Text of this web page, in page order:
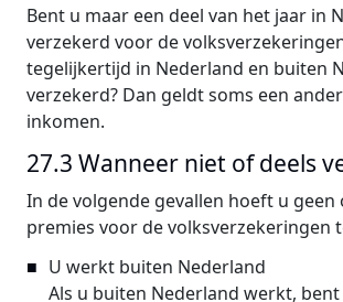
Bent u maar een deel van het jaar in
verzekerd voor de
tegelijkertijd in Nederland en buiten
verzekerd? Dan geldt soms een
inkomen.
27.3 Wanneer niet of deels
In de volgende gevallen hoeft u
premies voor de volksverzekeringen
U werkt buiten Nederland
Als u buiten Nederland werkt,